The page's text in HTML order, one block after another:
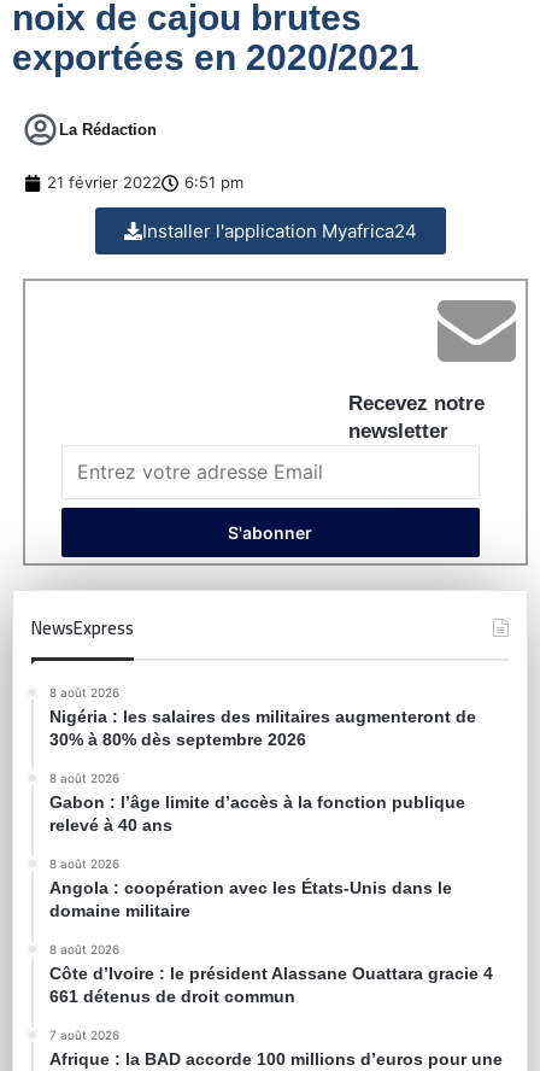
noix de cajou brutes
exportées en 2020/2021
La Rédaction
21 février 2022 6:51 pm
Installer l'application Myafrica24
Recevez notre
newsletter
NewsExpress
8 août 2026
Nigéria : les salaires des militaires augmenteront de
30% à 80% dès septembre 2026
8 août 2026
Gabon : l’âge limite d’accès à la fonction publique
relevé à 40 ans
8 août 2026
Angola : coopération avec les États-Unis dans le
domaine militaire
8 août 2026
Côte d’Ivoire : le président Alassane Ouattara gracie 4
661 détenus de droit commun
7 août 2026
Afrique : la BAD accorde 100 millions d’euros pour une